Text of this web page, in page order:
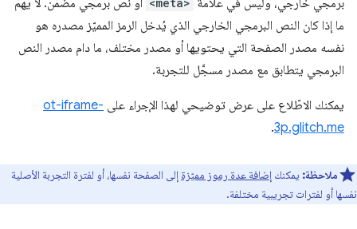
برمجي خارجي، وليس في علامة <meta> أو نص برمجي مضمّن. لا يهمّ
ما إذا كان النص البرمجي الخارجي الذي يُدخل الرمز المميّز مصدره هو
نفسه مصدر الصفحة التي يحتويها أو مصدر مختلف، ما دام مصدر النص
البرمجي يتطابق مع مصدر مسجَّل للتجربة.
يمكنك الاطّلاع على عرض توضيحي لهذا الإجراء على ot-iframe-
3p.glitch.me
.
ملاحظة: يمكنك إضافة عدة رموز مميّزة إلى الصفحة نفسها، أو لفترة التجربة الأصلية
نفسها أو لفترات تجريبية مختلفة.